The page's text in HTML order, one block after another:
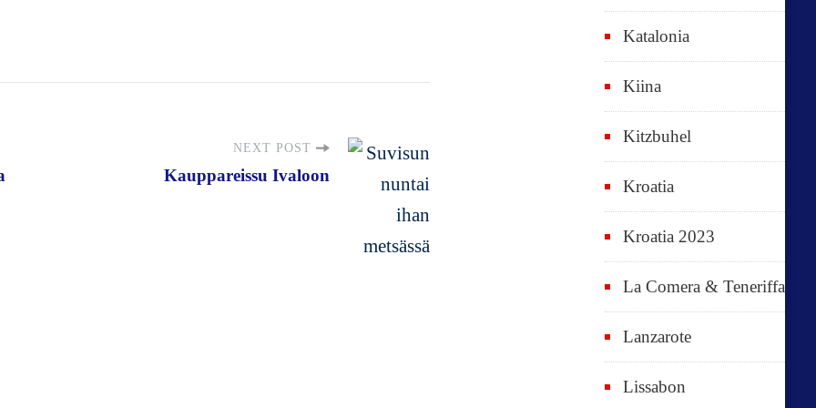
NEXT POST
Kauppareissu Ivaloon
Katalonia
Kiina
Kitzbuhel
Kroatia
Kroatia 2023
La Comera & Teneriffa
Lanzarote
Lissabon